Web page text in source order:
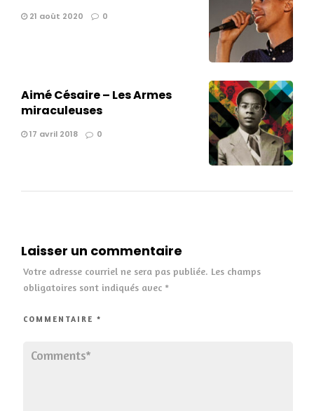
21 août 2020 0
Aimé Césaire – Les Armes
miraculeuses
17 avril 2018 0
Laisser un commentaire
Votre adresse courriel ne sera pas publiée. Les champs
obligatoires sont indiqués avec *
COMMENTAIRE *